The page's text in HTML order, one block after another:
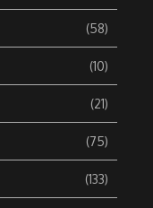
(58)
(10)
(21)
(75)
(133)